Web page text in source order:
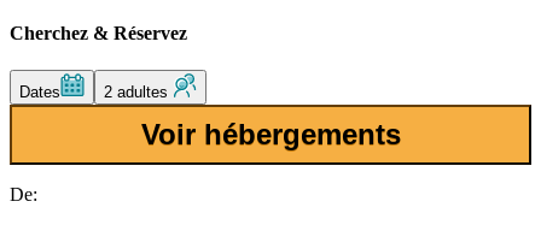
Cherchez & Réservez
Dates 2 adultes
Voir hébergements
De: